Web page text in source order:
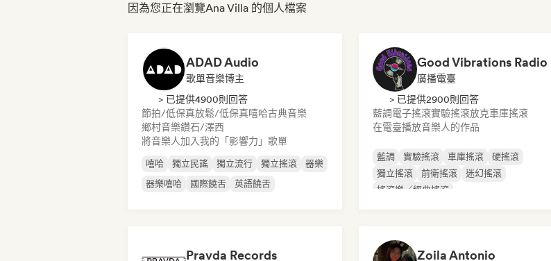
因為您正在瀏覽Ana Villa 的個人檔案
ADAD Audio
歌單音樂博主
> 已提供4900則回答
節拍/低保真放鬆/低保真嘻哈古典音樂
鄉村音樂鑽石/澤西
將音樂人加入我的「影響力」歌單
嘻哈 獨立民謠 獨立流行 獨立搖滾
器樂
器樂嘻哈
國際饒舌 英語饒舌
Good Vibrations Radio
廣播電臺
> 已提供2900則回答
藍調電子搖滾實驗搖滾放克車庫搖滾
在電臺播放音樂人的作品
藍調 實驗搖滾 車庫搖滾
硬搖滾
獨立搖滾
前衛搖滾
迷幻搖滾
搖滾樂／經典搖滾
Pravda Records Zoila Antonio